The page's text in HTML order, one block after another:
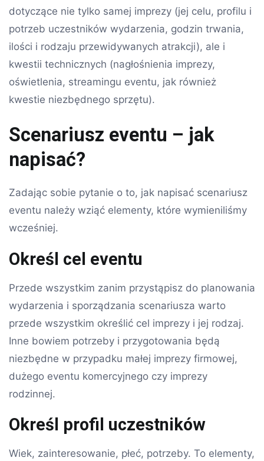
dotyczące nie tylko samej imprezy (jej celu, profilu i
potrzeb uczestników wydarzenia, godzin trwania,
ilości i rodzaju przewidywanych atrakcji), ale i
kwestii technicznych (nagłośnienia imprezy,
oświetlenia, streamingu eventu, jak również
kwestie niezbędnego sprzętu).
Scenariusz eventu – jak
napisać?
Zadając sobie pytanie o to, jak napisać scenariusz
eventu należy wziąć elementy, które wymieniliśmy
wcześniej.
Określ cel eventu
Przede wszystkim zanim przystąpisz do planowania
wydarzenia i sporządzania scenariusza warto
przede wszystkim określić cel imprezy i jej rodzaj.
Inne bowiem potrzeby i przygotowania będą
niezbędne w przypadku małej imprezy firmowej,
dużego eventu komercyjnego czy imprezy
rodzinnej.
Określ profil uczestników
Wiek, zainteresowanie, płeć, potrzeby. To elementy,